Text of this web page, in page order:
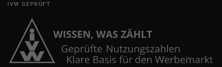
IVW GEPRÜFT